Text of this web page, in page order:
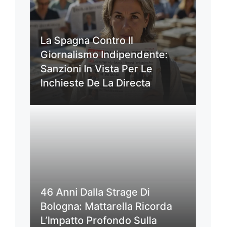
La Spagna Contro Il
Giornalismo Indipendente:
Sanzioni In Vista Per Le
Inchieste De La Directa
46 Anni Dalla Strage Di
Bologna: Mattarella Ricorda
L’Impatto Profondo Sulla